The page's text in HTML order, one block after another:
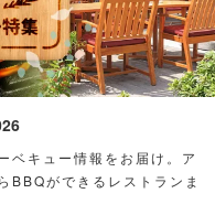
ベキュー情報をお届け。ア
BBQができるレストランま